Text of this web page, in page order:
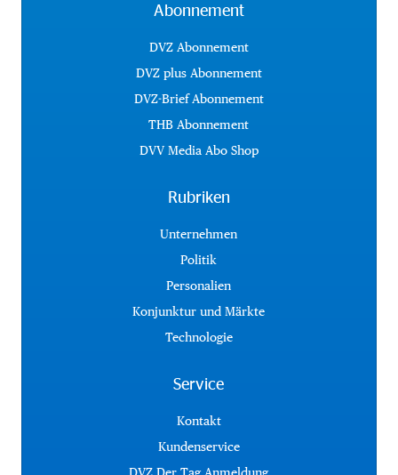
Abonnement
DVZ Abonnement
DVZ plus Abonnement
DVZ-Brief Abonnement
THB Abonnement
DVV Media Abo Shop
Rubriken
Unternehmen
Politik
Personalien
Konjunktur und Märkte
Technologie
Service
Kontakt
Kundenservice